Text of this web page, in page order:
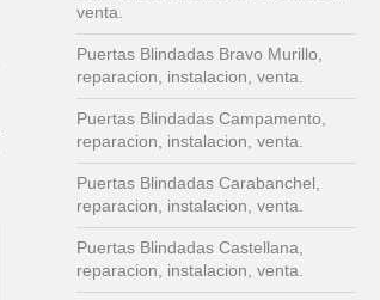
venta.
Puertas Blindadas Bravo Murillo,
reparacion, instalacion, venta.
Puertas Blindadas Campamento,
reparacion, instalacion, venta.
Puertas Blindadas Carabanchel,
reparacion, instalacion, venta.
Puertas Blindadas Castellana,
reparacion, instalacion, venta.